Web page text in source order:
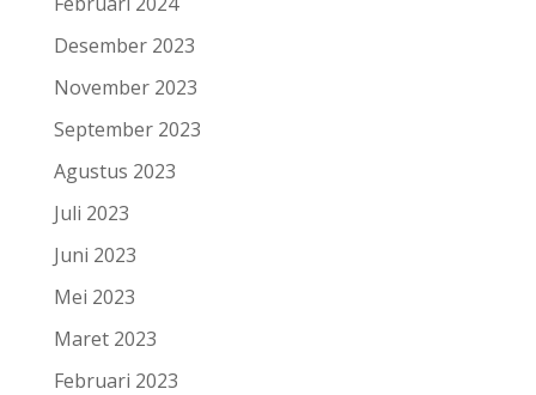
Desember 2023
November 2023
September 2023
Agustus 2023
Juli 2023
Juni 2023
Mei 2023
Maret 2023
Februari 2023